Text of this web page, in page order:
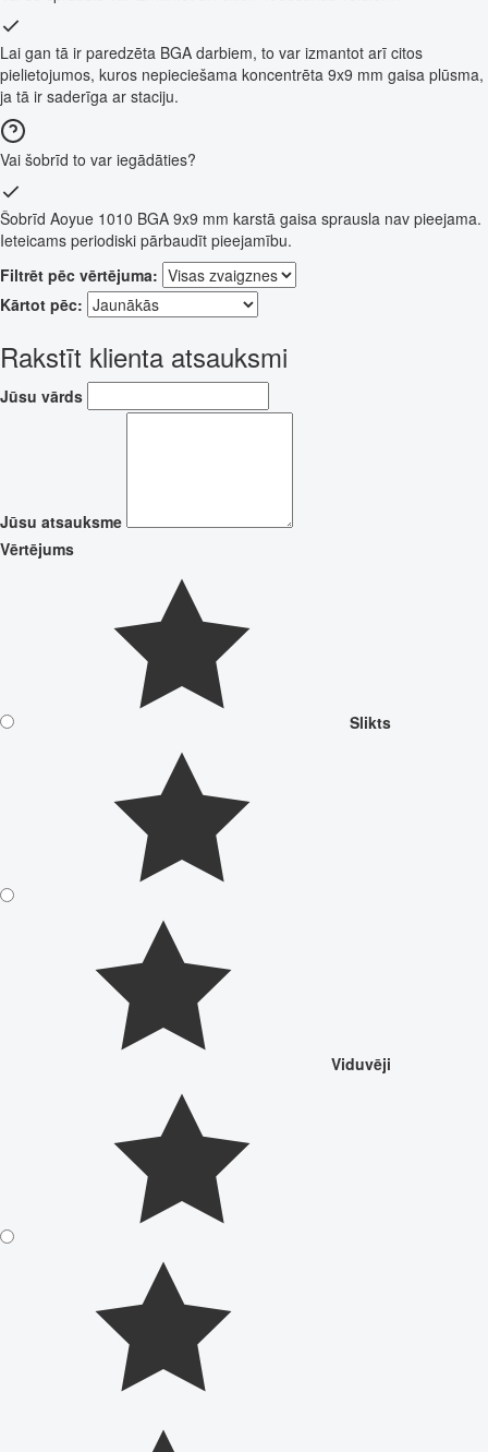
Lai gan tā ir paredzēta BGA darbiem, to var izmantot arī citos
pielietojumos, kuros nepieciešama koncentrēta 9x9 mm gaisa plūsma,
ja tā ir saderīga ar staciju.
Vai šobrīd to var iegādāties?
Šobrīd Aoyue 1010 BGA 9x9 mm karstā gaisa sprausla nav pieejama.
Ieteicams periodiski pārbaudīt pieejamību.
Filtrēt pēc vērtējuma:
Kārtot pēc:
Rakstīt klienta atsauksmi
Jūsu vārds
Jūsu atsauksme
Vērtējums
Slikts
Viduvēji